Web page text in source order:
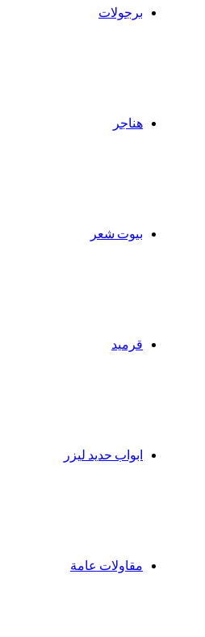
برجولات
هناجر
بيوت شعر
قرميد
ابواب حديد ليزر
مقاولات عامة